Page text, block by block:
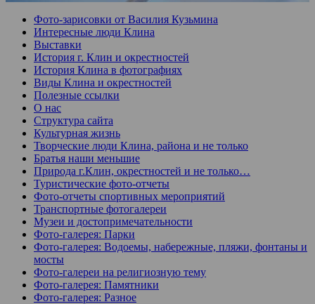
Фото-зарисовки от Василия Кузьмина
Интересные люди Клина
Выставки
История г. Клин и окрестностей
История Клина в фотографиях
Виды Клина и окрестностей
Полезные ссылки
О нас
Структура сайта
Культурная жизнь
Творческие люди Клина, района и не только
Братья наши меньшие
Природа г.Клин, окрестностей и не только…
Туристические фото-отчеты
Фото-отчеты спортивных мероприятий
Транспортные фотогалереи
Музеи и достопримечательности
Фото-галерея: Парки
Фото-галерея: Водоемы, набережные, пляжи, фонтаны и
мосты
Фото-галереи на религиозную тему
Фото-галерея: Памятники
Фото-галерея: Разное